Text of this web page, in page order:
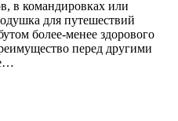
для путешествий
более-менее здорового
перед другими